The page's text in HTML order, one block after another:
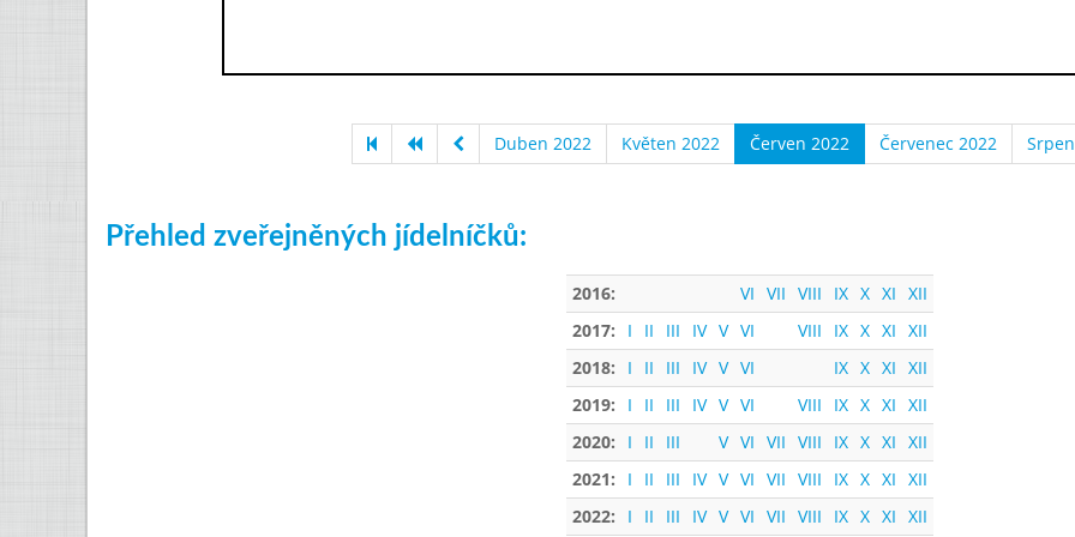
Duben 2022 Květen 2022 Červen 2022 Červenec 2022
Přehled zveřejněných jídelníčků:
2016: VI VII VIII IX X XI XII
2017:
I II III IV V VI VIII IX X XI XII
2018:
I II III IV V VI IX X XI XII
2019:
I II III IV V VI VIII IX X XI XII
2020:
I II III V VI VII VIII IX X XI XII
2021:
I II III IV V VI VII VIII IX X XI XII
2022:
I II III IV V VI VII VIII IX X XI XII